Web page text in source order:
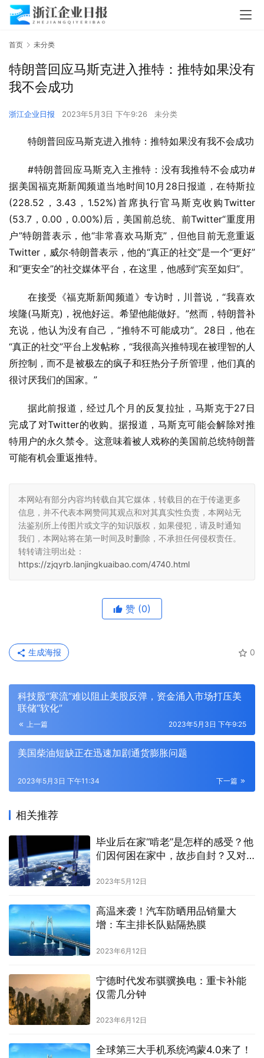
首页 未分类
特朗普回应马斯克进入推特：推特如果没有
我不会成功
浙江企业日报 2023年5月3日 下午9:26 未分类
特朗普回应马斯克进入推特：推特如果没有我不会成功
#特朗普回应马斯克入主推特：没有我推特不会成功#
据美国福克斯新闻频道当地时间10月28日报道，在特斯拉
(228.52，3.43，1.52%)首席执行官马斯克收购Twitter
(53.7，0.00，0.00%)后，美国前总统、前Twitter“重度用
户”特朗普表示，他“非常喜欢马斯克”，但他目前无意重返
Twitter，威尔·特朗普表示，他的“真正的社交”是一个“更好”
和“更安全”的社交媒体平台，在这里，他感到“宾至如归”。
在接受《福克斯新闻频道》专访时，川普说，“我喜欢
埃隆(马斯克)，祝他好运。希望他能做好。”然而，特朗普补
充说，他认为没有自己，“推特不可能成功”。28日，他在
“真正的社交”平台上发帖称，“我很高兴推特现在被理智的人
所控制，而不是被极左的疯子和狂热分子所管理，他们真的
很讨厌我们的国家。”
据此前报道，经过几个月的反复拉扯，马斯克于27日
完成了对Twitter的收购。据报道，马斯克可能会解除对推
特用户的永久禁令。这意味着被人戏称的美国前总统特朗普
可能有机会重返推特。
本网站有部分内容均转载自其它媒体，转载目的在于传递更多
信息，并不代表本网赞同其观点和对其真实性负责，本网站无
法鉴别所上传图片或文字的知识版权，如果侵犯，请及时通知
我们，本网站将在第一时间及时删除，不承担任何侵权责任。
转转请注明出处：
https://zjqyrb.lanjingkuaibao.com/4740.html
赞 (0)
0
生成海报
科技股“寒流”难以阻止美股反弹，资金涌入市场打压美
联储“软化”
上一篇 2023年5月3日 下午9:25
美国柴油短缺正在迅速加剧通货膨胀问题
下一篇
2023年5月3日 下午11:34
相关推荐
毕业后在家“啃老”是怎样的感受？他
们因何困在家中，故步自封？又对
2023年5月12日
高温来袭！汽车防晒用品销量大
增：车主排长队贴隔热膜
2023年6月12日
宁德时代发布骐骥换电：重卡补能
仅需几分钟
2023年6月12日
全球第三大手机系统鸿蒙4.0来了！